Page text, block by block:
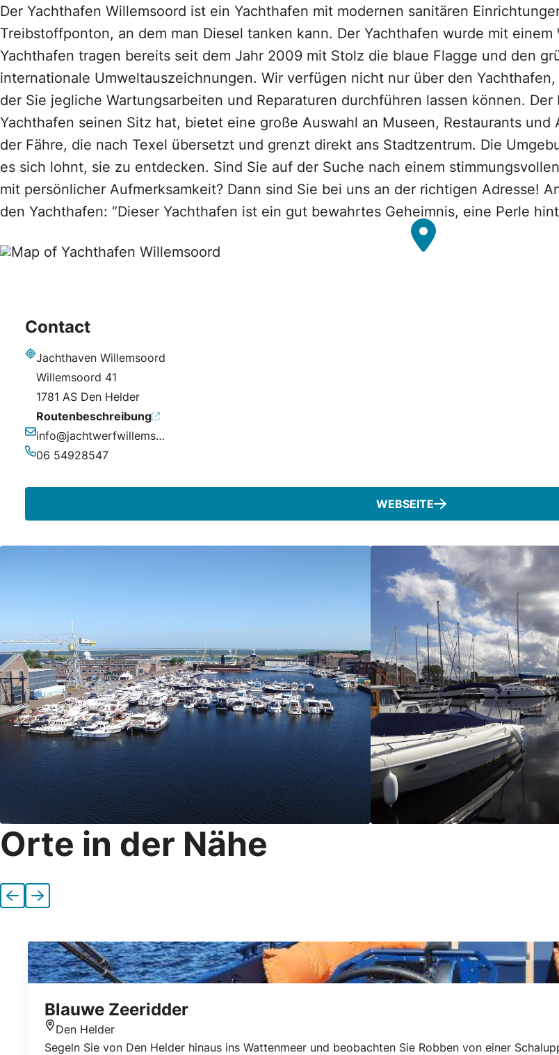
Der Yachthafen Willemsoord ist ein Yachthafen mit modernen sanitären
Treibstoffponton, an dem man Diesel tanken kann. Der Yachthafen wurde mit
Yachthafen tragen bereits seit dem Jahr 2009 mit Stolz die blaue Flagge und den
internationale Umweltauszeichnungen. Wir verfügen nicht nur über den
der Sie jegliche Wartungsarbeiten und Reparaturen durchführen lassen können.
Yachthafen seinen Sitz hat, bietet eine große Auswahl an Museen, Restaurants
der Fähre, die nach Texel übersetzt und grenzt direkt ans Stadtzentrum. Die
es sich lohnt, sie zu entdecken. Sind Sie auf der Suche nach einem
mit persönlicher Aufmerksamkeit? Dann sind Sie bei uns an der richtigen Adresse!
den Yachthafen: “Dieser Yachthafen ist ein gut bewahrtes Geheimnis, eine Perle
Contact
Jachthaven Willemsoord
Willemsoord 41
1781 AS Den Helder
Routenbeschreibung
E-Mail-Adresse
info@jachtwerfwillemsoord.nl
06 54928547
WEBSEITE
Orte in der Nähe
Vorherige
Nächste
Blauwe Zeeridder
Standort
Den Helder
Segeln Sie von Den Helder hinaus ins Wattenmeer und beobachten Sie Robben von einer